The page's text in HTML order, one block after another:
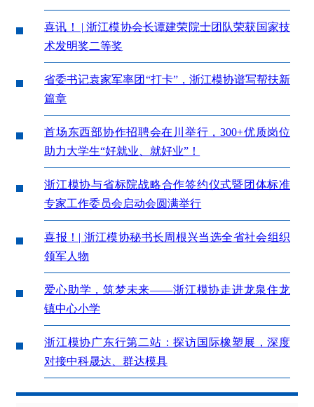
喜讯！ | 浙江模协会长谭建荣院士团队荣获国家技
术发明奖二等奖
省委书记袁家军率团“打卡”，浙江模协谱写帮扶新
篇章
首场东西部协作招聘会在川举行，300+优质岗位
助力大学生“好就业、就好业”！
浙江模协与省标院战略合作签约仪式暨团体标准
专家工作委员会启动会圆满举行
喜报！| 浙江模协秘书长周根兴当选全省社会组织
领军人物
爱心助学，筑梦未来——浙江模协走进龙泉住龙
镇中心小学
浙江模协广东行第二站：探访国际橡塑展，深度
对接中科晟达、群达模具